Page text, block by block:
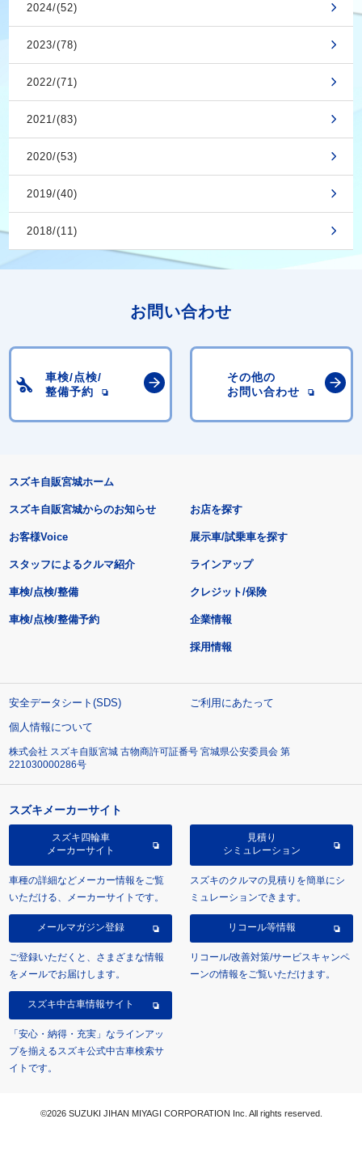
2024/(52)
2023/(78)
2022/(71)
2021/(83)
2020/(53)
2019/(40)
2018/(11)
お問い合わせ
車検/点検/
整備予約
その他の
お問い合わせ
スズキ自販宮城ホーム
スズキ自販宮城からのお知らせ
お客様Voice
スタッフによるクルマ紹介
お店を探す
展示車/試乗車を探す
ラインアップ
車検/点検/整備 クレジット/保険
車検/点検/整備予約 企業情報
採用情報
安全データシート(SDS)
ご利用にあたって
個人情報について
株式会社 スズキ自販宮城 古物商許可証番号 宮城県公安委員会 第
221030000286号
スズキメーカーサイト
スズキ四輪車
メーカーサイト
車種の詳細などメーカー情報をご覧
いただける、メーカーサイトです。
見積り
シミュレーション
スズキのクルマの見積りを簡単にシ
ミュレーションできます。
メールマガジン登録
ご登録いただくと、さまざまな情報
をメールでお届けします。
リコール等情報
リコール/改善対策/サービスキャンペ
ーンの情報をご覧いただけます。
スズキ中古車情報サイト
「安心・納得・充実」なラインアッ
プを揃えるスズキ公式中古車検索サ
イトです。
©2026 SUZUKI JIHAN MIYAGI CORPORATION Inc. All rights reserved.